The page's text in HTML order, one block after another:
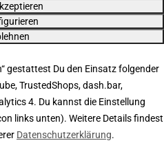
gestattest Du den Einsatz folgender
TrustedShops, dash.bar,
4. Du kannst die Einstellung
links unten). Weitere Details findest
Datenschutzerklärung.